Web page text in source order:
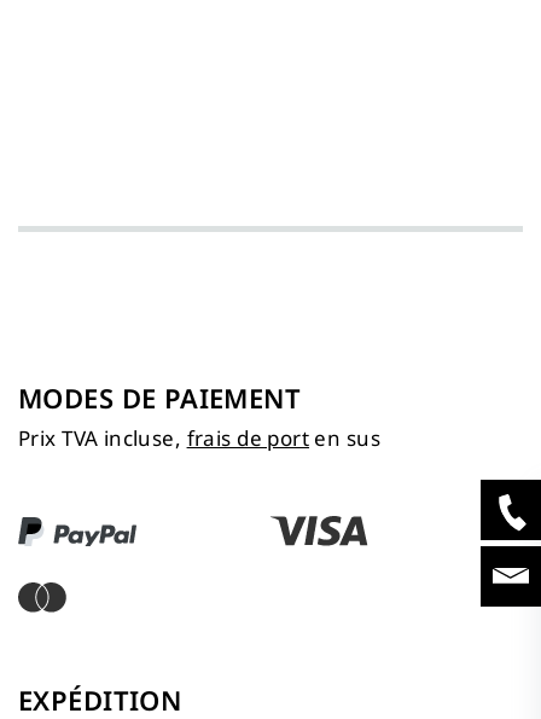
MODES DE PAIEMENT
Prix TVA incluse, frais de port en sus
EXPÉDITION